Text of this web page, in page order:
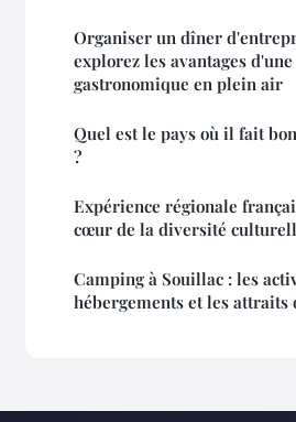
Organiser un dîner
explorez les avantages
gastronomique en plein air
Quel est le pays où il fait
?
Expérience régionale
cœur de la diversité
Camping à Souillac : les
hébergements et les attraits